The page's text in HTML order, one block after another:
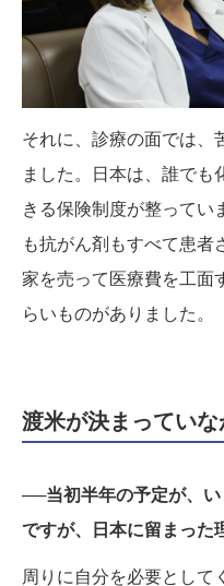
それに、診療の面では、
ました。日本は、誰でも
きる保険制度が整ってい
も抗がん剤もすべて患者
家を売って医療費を工面
らいものがありました。
渡米が決まってい
──当初半年の予定が、
ですが、日本に留まった
周りに自分を必要として